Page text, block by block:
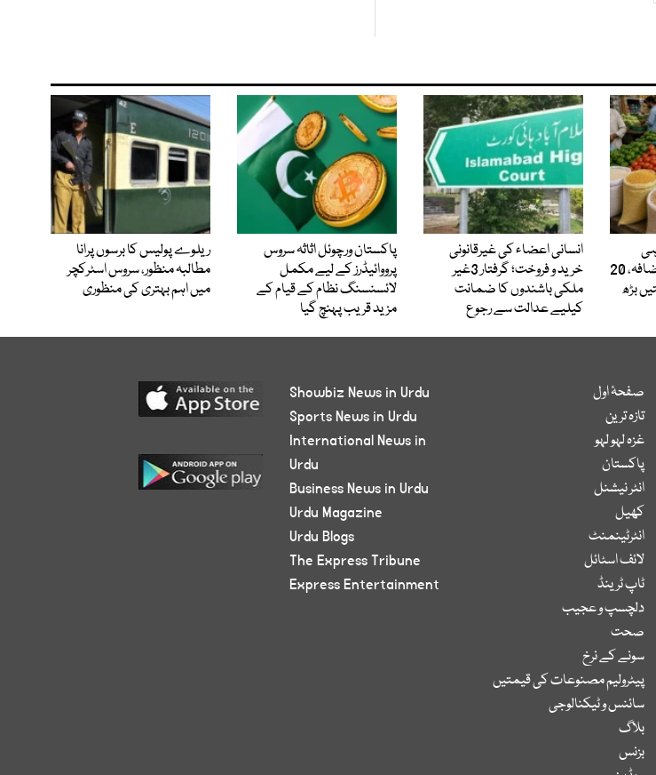
مہنگائی کی رفتار میں اضافہ، 20
بڑھ
انسانی اعضاء کی غیرقانونی
خرید و فروخت؛ گرفتار 3غیر
ملکی باشندوں کا ضمانت
کیلیے عدالت سے رجوع
پاکستان ورچوئل اثاثہ سروس
پرووائیڈرز کے لیے مکمل
لائسنسنگ نظام کے قیام کے
مزید قریب پہنچ گیا
ریلوے پولیس کا برسوں پرانا
مطالبہ منظور، سروس اسٹرکچر
میں اہم بہتری کی منظوری
صفحۂ اول
تازہ ترین
غزہ لہو لہو
پاکستان
انٹر نیشنل
کھیل
انٹرٹینمنٹ
لائف اسٹائل
ٹاپ ٹرینڈ
دلچسپ و عجیب
صحت
سونے کے نرخ
پیٹرولیم مصنوعات کی قیمتیں
سائنس و ٹیکنالوجی
بلاگ
بزنس
Showbiz News in Urdu
Sports News in Urdu
International News in
Urdu
Business News in Urdu
Urdu Magazine
Urdu Blogs
The Express Tribune
Express Entertainment